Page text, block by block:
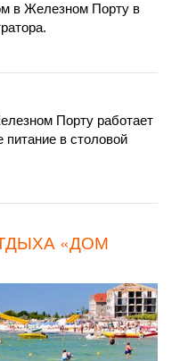
в Железном Порту в
Порту работает
питание в столовой
«ДОМ